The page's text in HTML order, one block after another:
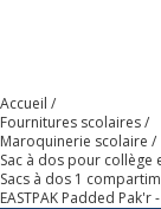
Accueil
Fournitures scolaires
Maroquinerie scolaire
Sac à dos pour collège
Sacs à dos 1
EASTPAK Padded